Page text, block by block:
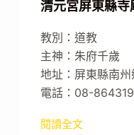
清元宮屏東縣寺
教別：道教
主神：朱府千歲
地址：屏東縣南
電話：08-
閱讀全文